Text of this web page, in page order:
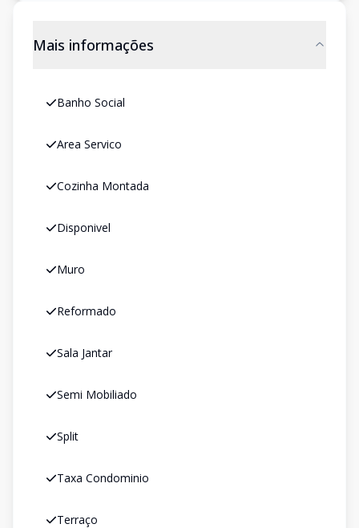
Mais informações
Banho Social
Area Servico
Cozinha Montada
Disponivel
Muro
Reformado
Sala Jantar
Semi Mobiliado
Split
Taxa Condominio
Terraço